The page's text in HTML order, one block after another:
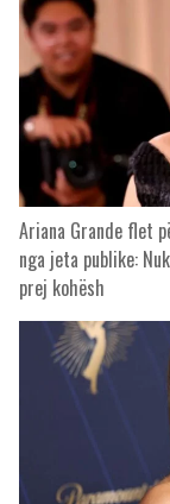
Ariana Grande flet
nga jeta publike:
prej kohësh